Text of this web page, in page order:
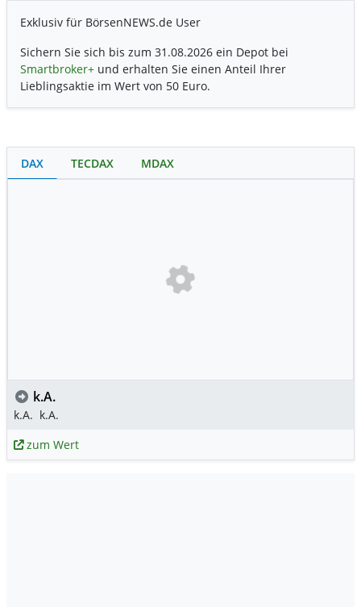
Exklusiv für BörsenNEWS.de User
Sichern Sie sich bis zum 31.08.2026 ein Depot bei
Smartbroker+ und erhalten Sie einen Anteil Ihrer
Lieblingsaktie im Wert von 50 Euro.
DAX TECDAX MDAX
k.A.
k.A. k.A.
zum Wert